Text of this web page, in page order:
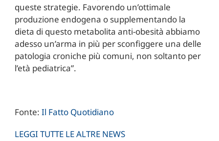
queste strategie. Favorendo un’ottimale
produzione endogena o supplementando la
dieta di questo metabolita anti-obesità abbiamo
adesso un’arma in più per sconfiggere una delle
patologia croniche più comuni, non soltanto per
l’età pediatrica”.
Fonte: Il Fatto Quotidiano
LEGGI TUTTE LE ALTRE NEWS